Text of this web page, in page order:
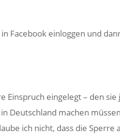
Facebook einloggen und
Einspruch eingelegt – den
Deutschland machen
ich nicht, dass die Sperre